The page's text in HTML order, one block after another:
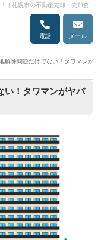
電話 メール
解除問題だけでない！タワマンが
い！タワマンがヤバ